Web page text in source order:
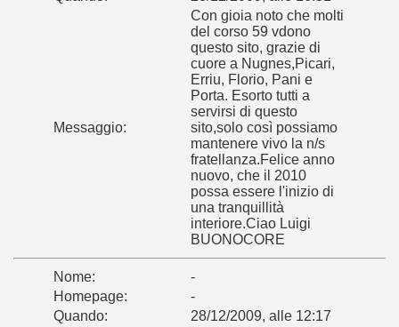
Messaggio:
Con gioia noto che molti
del corso 59 vdono
questo sito, grazie di
cuore a Nugnes,Picari,
Erriu, Florio, Pani e
Porta. Esorto tutti a
servirsi di questo
sito,solo così possiamo
mantenere vivo la n/s
fratellanza.Felice anno
nuovo, che il 2010
possa essere l'inizio di
una tranquillità
interiore.Ciao Luigi
BUONOCORE
Nome:
-
Homepage:
-
Quando:
28/12/2009, alle 12:17